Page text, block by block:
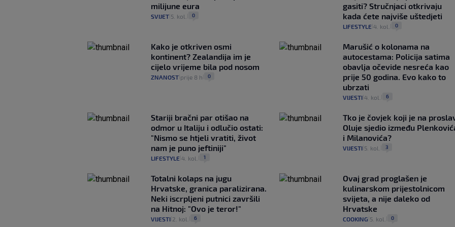
milijune eura
SVIJET 5. kol. 0
gasiti? Stručnjaci otkrivaju
kada ćete najviše uštedjeti
LIFESTYLE| 4. kol. 0
Kako je otkriven osmi
kontinent? Zealandija im je
cijelo vrijeme bila pod nosom
ZNANOST prije 8 h 0
Marušić o kolonama na
autocestama: Policija satima
obavlja očevide nesreća kao
prije 50 godina. Evo kako to
ubrzati
VIJESTI| 4. kol. 6
Stariji bračni par otišao na
odmor u Italiju i odlučio ostati:
"Nismo se htjeli vratiti, život
nam je puno jeftiniji"
LIFESTYLE 4. kol. 1
Tko je čovjek koji je na
Oluje sjedio između
i Milanovića?
VIJESTI| 5. kol. 3
Totalni kolaps na jugu
Hrvatske, granica paralizirana.
Neki iscrpljeni putnici završili
na Hitnoj: "Ovo je teror!"
VIJESTI 2. kol. 6
Ovaj grad proglašen je
kulinarskom prijestolnicom
svijeta, a nije daleko od
Hrvatske
COOKING 5. kol. 0